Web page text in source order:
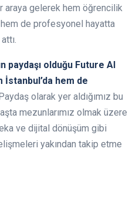
araya gelerek hem öğrencilik
hem de profesyonel hayatta
paydaşı olduğu Future AI
İstanbul’da hem de
Paydaş olarak yer aldığımız bu
mezunlarımız olmak üzere
ve dijital dönüşüm gibi
yakından takip etme